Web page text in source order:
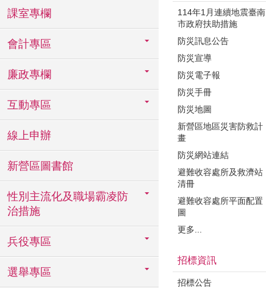
課室專欄
會計專區
廉政專欄
互動專區
線上申辦
新營區圖書館
性別主流化及職場霸凌防
治措施
兵役專區
選舉專區
114年1月連續地震臺南
市政府扶助措施
防災訊息公告
防災宣導
防災電子報
防災手冊
防災地圖
新營區地區災害防救計
畫
防災網站連結
避難收容處所及救濟站
清冊
避難收容處所平面配置
圖
更多...
招標資訊
招標公告